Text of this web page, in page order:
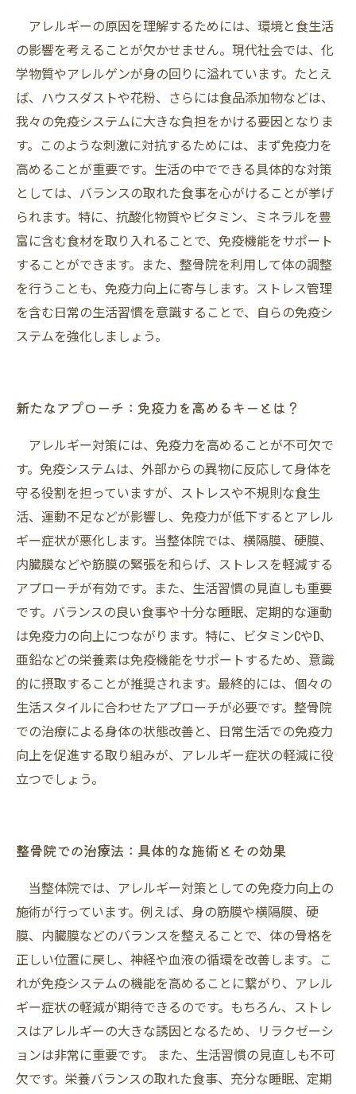
アレルギーの原因を理解するためには、環境と食生活
の影響を考えることが欠かせません。現代社会では、化
学物質やアレルゲンが身の回りに溢れています。たとえ
ば、ハウスダストや花粉、さらには食品添加物などは、
我々の免疫システムに大きな負担をかける要因となりま
す。このような刺激に対抗するためには、まず免疫力を
高めることが重要です。生活の中でできる具体的な対策
としては、バランスの取れた食事を心がけることが挙げ
られます。特に、抗酸化物質やビタミン、ミネラルを豊
富に含む食材を取り入れることで、免疫機能をサポート
することができます。また、整骨院を利用して体の調整
を行うことも、免疫力向上に寄与します。ストレス管理
を含む日常の生活習慣を意識することで、自らの免疫シ
ステムを強化しましょう。
新たなアプローチ：免疫力を高めるキーとは？
アレルギー対策には、免疫力を高めることが不可欠で
す。免疫システムは、外部からの異物に反応して身体を
守る役割を担っていますが、ストレスや不規則な食生
活、運動不足などが影響し、免疫力が低下するとアレル
ギー症状が悪化します。当整体院では、横隔膜、硬膜、
内臓膜などや筋膜の緊張を和らげ、ストレスを軽減する
アプローチが有効です。また、生活習慣の見直しも重要
です。バランスの良い食事や十分な睡眠、定期的な運動
は免疫力の向上につながります。特に、ビタミンCやD、
亜鉛などの栄養素は免疫機能をサポートするため、意識
的に摂取することが推奨されます。最終的には、個々の
生活スタイルに合わせたアプローチが必要です。整骨院
での治療による身体の状態改善と、日常生活での免疫力
向上を促進する取り組みが、アレルギー症状の軽減に役
立つでしょう。
整骨院での治療法：具体的な施術とその効果
当整体院では、アレルギー対策としての免疫力向上の
施術が行っています。例えば、身の筋膜や横隔膜、硬
膜、内臓膜などのバランスを整えることで、体の骨格を
正しい位置に戻し、神経や血液の循環を改善します。こ
れが免疫システムの機能を高めることに繋がり、アレル
ギー症状の軽減が期待できるのです。もちろん、ストレ
スはアレルギーの大きな誘因となるため、リラクゼーシ
ョンは非常に重要です。 また、生活習慣の見直しも不可
欠です。栄養バランスの取れた食事、充分な睡眠、定期